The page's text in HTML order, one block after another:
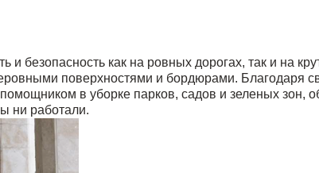
и безопасность как на ровных дорогах, так и на
поверхностями и бордюрами. Благодаря
в уборке парков, садов и зеленых зон,
ни работали.